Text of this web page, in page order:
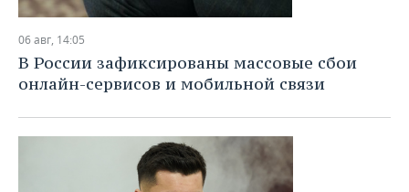
НЕФТЕХИМИЯ
НЕФТЬ
ОПК
ЭНЕРГЕТИКА
РОЗНИЧНАЯ ТОРГОВЛЯ
ТРАНСПОРТ
УСЛУГИ
НОВОСТИ ТЕХНОЛОГИЙ
МЕДИА
ТЕЛЕКОММУНИКАЦИИ
МЕРОПРИЯТИЯ
НОВОСТИ МЕРОПРИЯТИЙ
ВЫЕЗДНАЯ РЕДАКЦИЯ
БИЗНЕС-БРАНЧИ
СПОРТ
НОВОСТИ СПОРТА
ОБЩЕСТВО
НОВОСТИ ОБЩЕСТВА
06 авг, 14:05
В России зафиксированы массовые сбои
онлайн-сервисов и мобильной связи